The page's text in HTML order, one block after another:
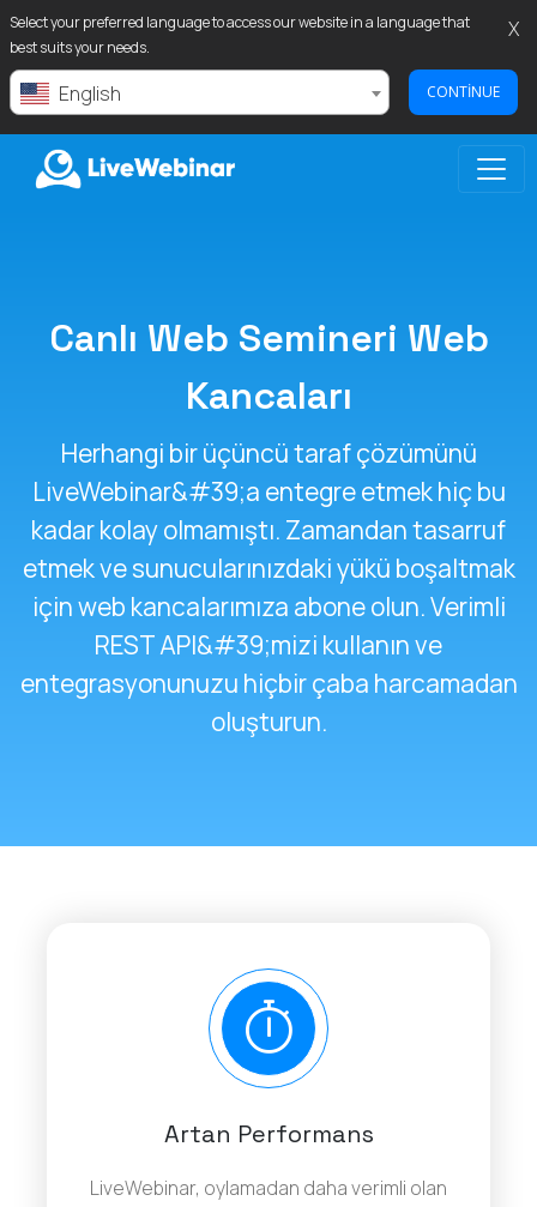
Select your preferred language to access our website in a language that
best suits your needs.
English CONTINUE
X
Canlı Web Semineri Web
Kancaları
Herhangi bir üçüncü taraf çözümünü
LiveWebinar&#39;a entegre etmek hiç bu
kadar kolay olmamıştı. Zamandan tasarruf
etmek ve sunucularınızdaki yükü boşaltmak
için web kancalarımıza abone olun. Verimli
REST API&#39;mizi kullanın ve
entegrasyonunuzu hiçbir çaba harcamadan
oluşturun.
Artan Performans
LiveWebinar, oylamadan daha verimli olan